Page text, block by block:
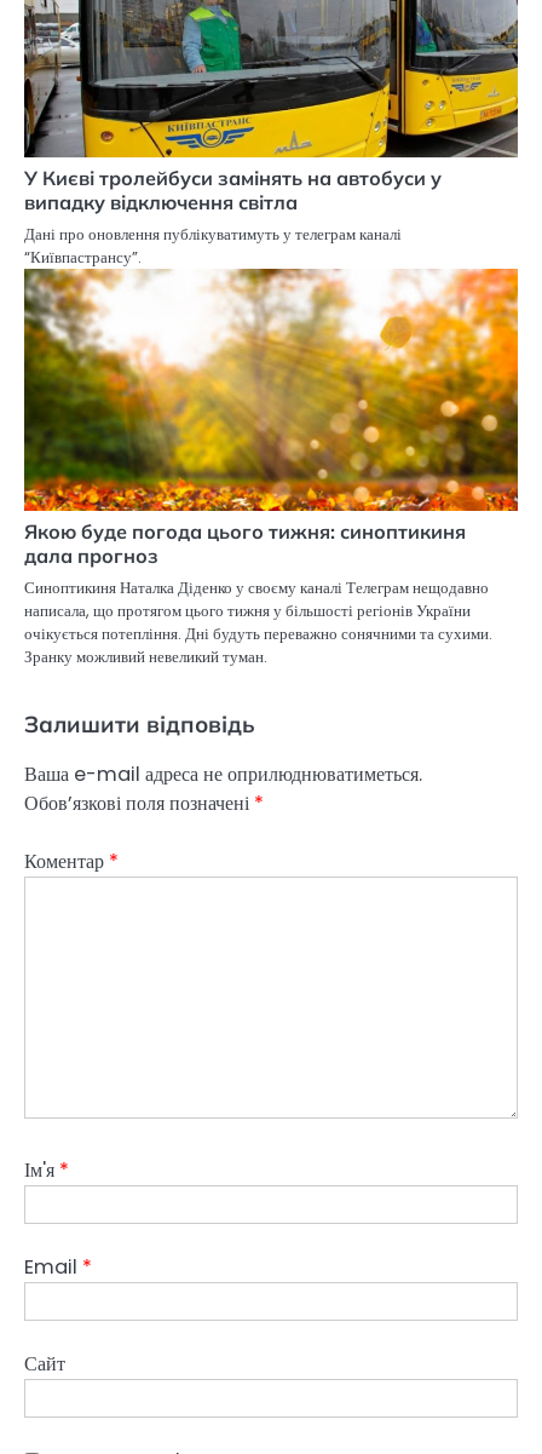
У Києві тролейбуси замінять на автобуси у
випадку відключення світла
Дані про оновлення публікуватимуть у телеграм каналі
“Київпастрансу”.
Якою буде погода цього тижня: синоптикиня
дала прогноз
Синоптикиня Наталка Діденко у своєму каналі Телеграм нещодавно
написала, що протягом цього тижня у більшості регіонів України
очікується потепління. Дні будуть переважно сонячними та сухими.
Зранку можливий невеликий туман.
Залишити відповідь
Ваша e-mail адреса не оприлюднюватиметься.
Обов’язкові поля позначені *
Коментар *
Ім'я *
Email *
Сайт